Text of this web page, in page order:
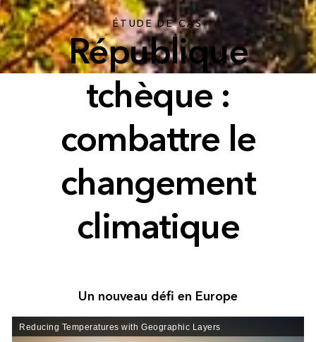
ÉTUDE DE CAS
République
tchèque :
combattre le
changement
climatique
Un nouveau défi en Europe